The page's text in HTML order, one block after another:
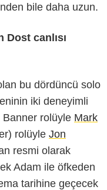
bile daha uzun.
canlısı
bu dördüncü solo
iki deneyimli
Banner rolüyle Mark
rolüyle Jon
resmi olarak
Adam ile öfkeden
tarihine geçecek